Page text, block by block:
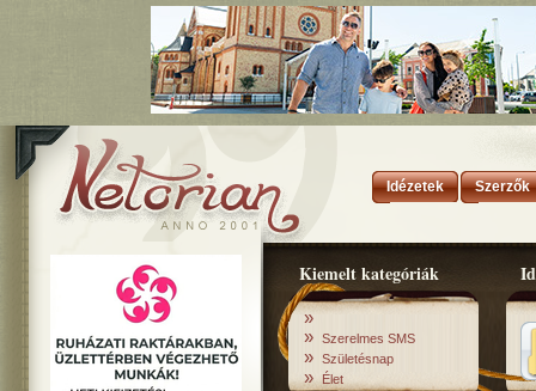
Idézetek Szerzők
Kiemelt kategóriák
»
» Szerelmes SMS
» Születésnap
» Élet